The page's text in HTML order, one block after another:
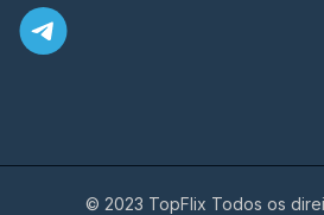
© 2023 TopFlix Todos os